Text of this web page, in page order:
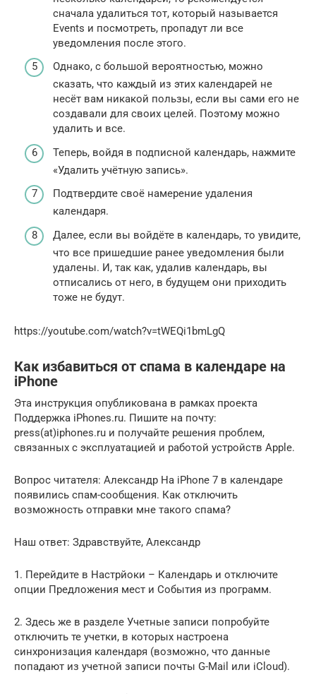
сначала удалиться тот, который называется
Events и посмотреть, пропадут ли все
уведомления после этого.
Однако, с большой вероятностью, можно
сказать, что каждый из этих календарей не
несёт вам никакой пользы, если вы сами его не
создавали для своих целей. Поэтому можно
удалить и все.
Теперь, войдя в подписной календарь, нажмите
«Удалить учётную запись».
Подтвердите своё намерение удаления
календаря.
Далее, если вы войдёте в календарь, то увидите,
что все пришедшие ранее уведомления были
удалены. И, так как, удалив календарь, вы
отписались от него, в будущем они приходить
тоже не будут.
https://youtube.com/watch?v=tWEQi1bmLgQ
Как избавиться от спама в календаре на
iPhone
Эта инструкция опубликована в рамках проекта
Поддержка iPhones.ru. Пишите на почту:
press(at)iphones.ru и получайте решения проблем,
связанных с эксплуатацией и работой устройств Apple.
Вопрос читателя: Александр На iPhone 7 в календаре
появились спам-сообщения. Как отключить
возможность отправки мне такого спама?
Наш ответ: Здравствуйте, Александр
1. Перейдите в Настрйоки – Календарь и отключите
опции Предложения мест и События из программ.
2. Здесь же в разделе Учетные записи попробуйте
отключить те учетки, в которых настроена
синхронизация календаря (возможно, что данные
попадают из учетной записи почты G-Mail или iCloud).